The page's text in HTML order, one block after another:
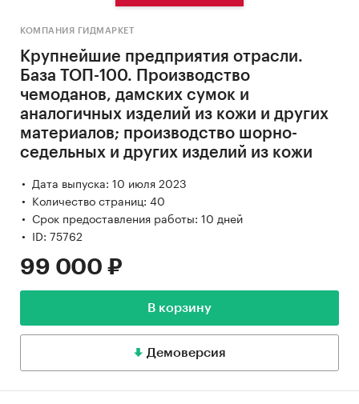
КОМПАНИЯ ГИДМАРКЕТ
Крупнейшие предприятия отрасли.
База ТОП-100. Производство
чемоданов, дамских сумок и
аналогичных изделий из кожи и других
материалов; производство шорно-
седельных и других изделий из кожи
Дата выпуска: 10 июля 2023
Количество страниц: 40
Срок предоставления работы: 10 дней
ID: 75762
99 000 ₽
В корзину
Демоверсия